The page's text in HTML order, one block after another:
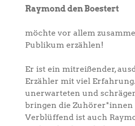
Raymond den Boestert
möchte vor allem
Publikum erzählen!
Er ist ein mitreißender,
Erzähler mit viel
unerwarteten und
bringen die Zuhörer*innen
Verblüffend ist auch